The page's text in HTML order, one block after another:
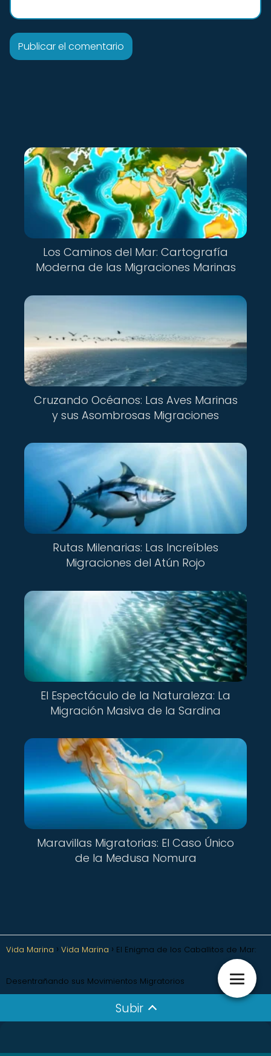
Los Caminos del Mar: Cartografía
Moderna de las Migraciones Marinas
Cruzando Océanos: Las Aves Marinas
y sus Asombrosas Migraciones
Rutas Milenarias: Las Increíbles
Migraciones del Atún Rojo
El Espectáculo de la Naturaleza: La
Migración Masiva de la Sardina
Maravillas Migratorias: El Caso Único
de la Medusa Nomura
Vida Marina Vida Marina El Enigma de los Caballitos de Mar:
Desentrañando sus Movimientos Migratorios
Subir